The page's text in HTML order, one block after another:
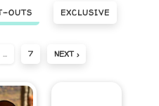
OUTS EXCLUSIVE
… 7 NEXT ›